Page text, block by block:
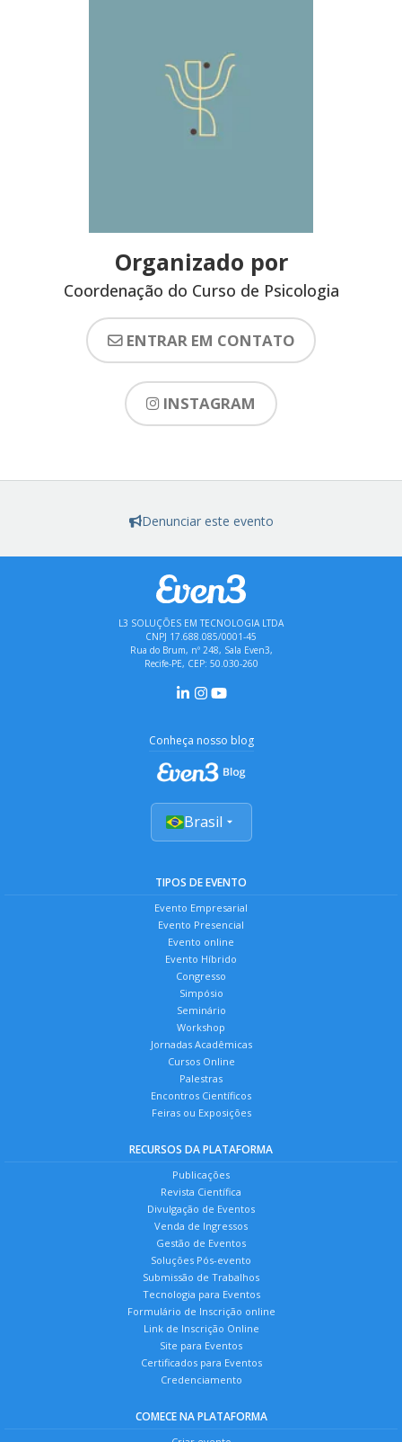
Organizado por
Coordenação do Curso de Psicologia
ENTRAR EM CONTATO
INSTAGRAM
Denunciar este evento
L3 SOLUÇÕES EM TECNOLOGIA LTDA
CNPJ 17.688.085/0001-45
Rua do Brum, nº 248, Sala Even3,
Recife-PE, CEP: 50.030-260
Conheça nosso blog
Brasil
TIPOS DE EVENTO
Evento Empresarial
Evento Presencial
Evento online
Evento Híbrido
Congresso
Simpósio
Seminário
Workshop
Jornadas Acadêmicas
Cursos Online
Palestras
Encontros Científicos
Feiras ou Exposições
RECURSOS DA PLATAFORMA
Publicações
Revista Científica
Divulgação de Eventos
Venda de Ingressos
Gestão de Eventos
Soluções Pós-evento
Submissão de Trabalhos
Tecnologia para Eventos
Formulário de Inscrição online
Link de Inscrição Online
Site para Eventos
Certificados para Eventos
Credenciamento
COMECE NA PLATAFORMA